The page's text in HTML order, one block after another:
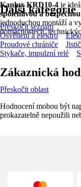
Kanlux KRD10-4 je
spolehlivou a
jednoduchou montáží a
domácnostech,
Další kategorie
Přeskočit seznam
Osvětlení a elektro
Proudové chrániče
Stykače, impulzní relé
Zákaznická
Přeskočit oblast
Hodnocení mohou být
prokazatelně nepoužili